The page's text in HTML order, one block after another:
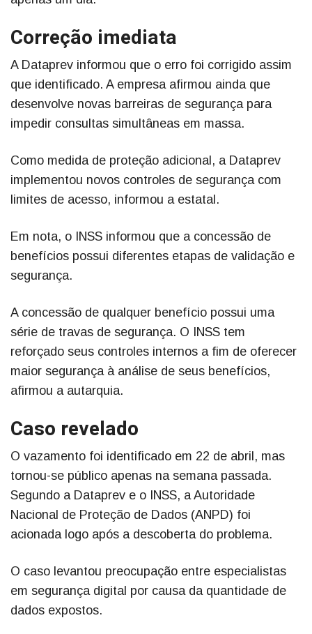
Correção imediata
A Dataprev informou que o erro foi corrigido assim
que identificado. A empresa afirmou ainda que
desenvolve novas barreiras de segurança para
impedir consultas simultâneas em massa.
Como medida de proteção adicional, a Dataprev
implementou novos controles de segurança com
limites de acesso, informou a estatal.
Em nota, o INSS informou que a concessão de
benefícios possui diferentes etapas de validação e
segurança.
A concessão de qualquer benefício possui uma
série de travas de segurança. O INSS tem
reforçado seus controles internos a fim de oferecer
maior segurança à análise de seus benefícios,
afirmou a autarquia.
Caso revelado
O vazamento foi identificado em 22 de abril, mas
tornou-se público apenas na semana passada.
Segundo a Dataprev e o INSS, a Autoridade
Nacional de Proteção de Dados (ANPD) foi
acionada logo após a descoberta do problema.
O caso levantou preocupação entre especialistas
em segurança digital por causa da quantidade de
dados expostos.